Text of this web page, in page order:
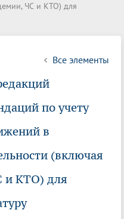
ЧС и КТО) для
Все элементы
по учету
в
(включая
и КТО) для